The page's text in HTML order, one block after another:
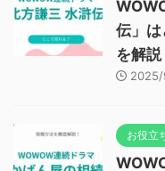
伝」
を解説
お役立